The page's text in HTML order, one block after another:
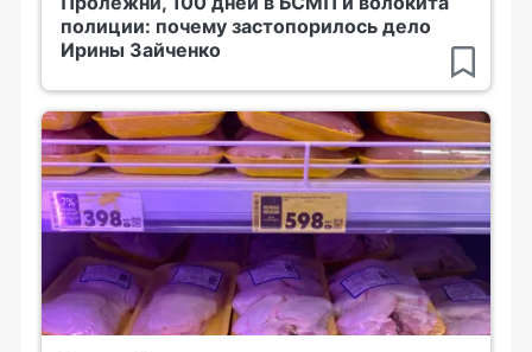
полиции: почему застопорилось дело
Ирины Зайченко